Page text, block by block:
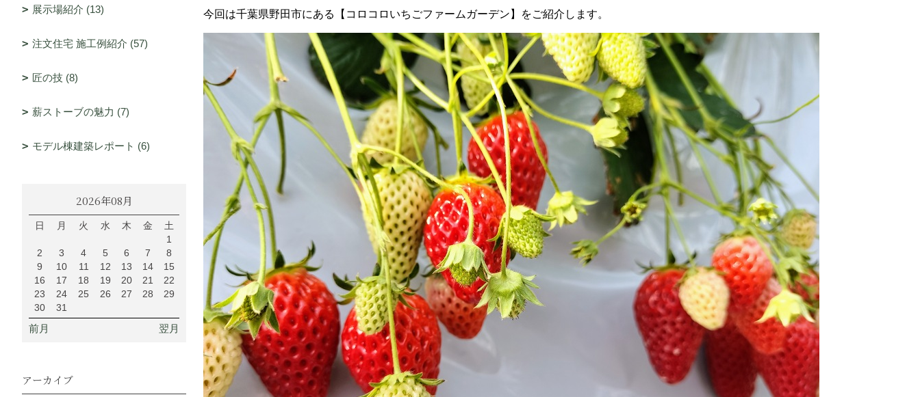
今回は千葉県野田市にある【コロコロいちごファームガーデン】をご紹介します。
展示場紹介 (13)
注文住宅 施工例紹介 (57)
匠の技 (8)
薪ストーブの魅力 (7)
モデル棟建築レポート (6)
2026年08月
日 月 火 水 木 金
土
1
2
3 4 5 6 7
8
9
10 11 12 13 14
15
16
17 18 19 20 21
22
23
24 25 26 27 28
29
30
31
前月 翌月
アーカイブ